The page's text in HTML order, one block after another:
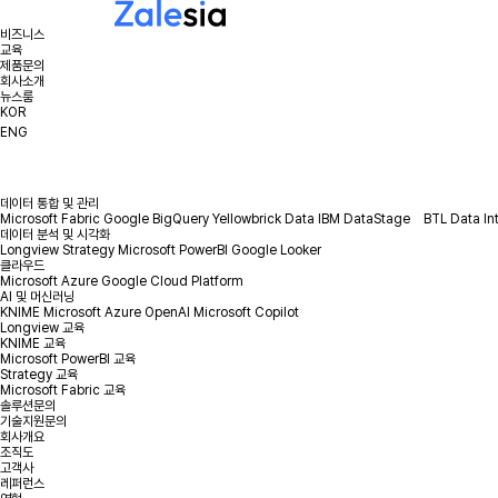
비즈니스
교육
제품문의
회사소개
뉴스룸
KOR
ENG
데이터 통합 및 관리
Microsoft Fabric Google BigQuery Yellowbrick Data IBM DataStage
BTL Data
데이터 분석 및 시각화
Longview Strategy Microsoft PowerBI Google Looker
클라우드
Microsoft Azure Google Cloud Platform
AI 및 머신러닝
KNIME Microsoft Azure OpenAI Microsoft Copilot
Longview 교육
KNIME 교육
Microsoft PowerBI 교육
Strategy 교육
Microsoft Fabric 교육
솔루션문의
기술지원문의
회사개요
조직도
고객사
레퍼런스